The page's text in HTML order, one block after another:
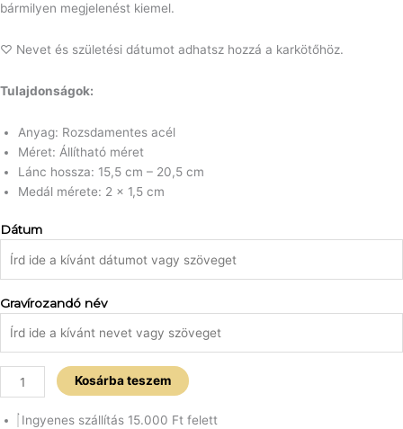
bármilyen megjelenést kiemel.
♡ Nevet és születési dátumot adhatsz hozzá a karkötőhöz.
Tulajdonságok:
Anyag: Rozsdamentes acél
Méret: Állítható méret
Lánc hossza: 15,5 cm – 20,5 cm
Medál mérete: 2 x 1,5 cm
Dátum
Gravírozandó név
Gravírozható
név
dátum
nemesacél
mennyiség
Kosárba teszem
Ingyenes szállítás 15.000 Ft felett